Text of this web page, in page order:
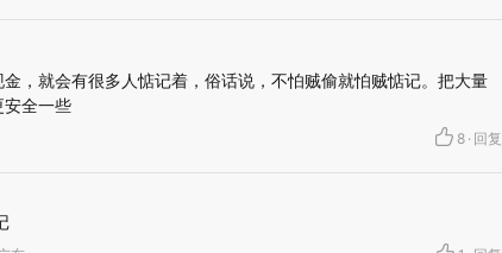
，就会有很多人惦记着，俗话说，不怕贼偷就怕贼惦记。把大量
安全一些
8 · 回复